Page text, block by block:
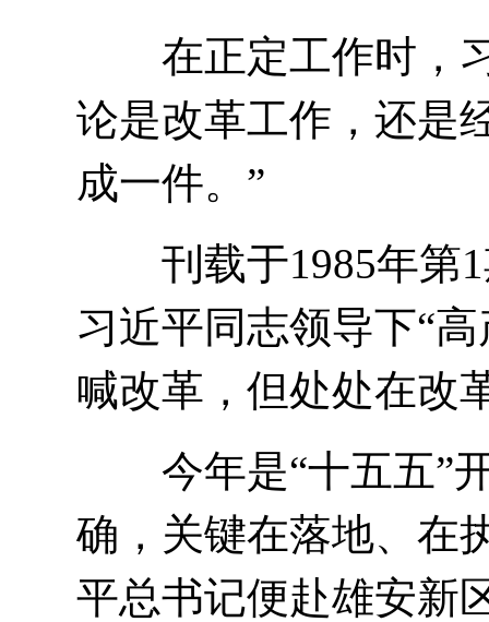
在正定工作时，习
论是改革工作，还是
成一件。”
刊载于1985年第1
习近平同志领导下“
喊改革，但处处在改
今年是“十五五”开
确，关键在落地、在
平总书记便赴雄安新